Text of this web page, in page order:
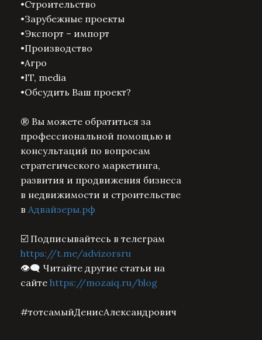
•Строительство
•Зарубежные проекты
•Экспорт – импорт
•Производство
•Агро
•IT, media
•Обсудить Ваш проект?
®️ Вы можете обратиться за
профессиональной помощью и
консультаций по вопросам
стратегического маркетинга,
развития и продвижения бизнеса
в недвижимости и строительстве
в Адвайзеры.рф
☑️ Подписывайтесь в телеграм
https://t.me/advizorsru
👁️‍🗨️ Читайте другие статьи на
сайте https://mozaiq.ru/blog
#тотсамыйДенисАлександрович